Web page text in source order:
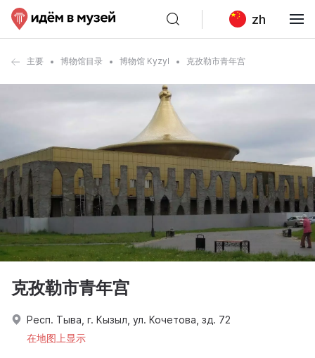
zh
主要 博物馆目录 博物馆 Kyzyl 克孜勒市青年宫
克孜勒市青年宫
Респ. Тыва, г. Кызыл, ул. Кочетова, зд. 72
在地图上显示